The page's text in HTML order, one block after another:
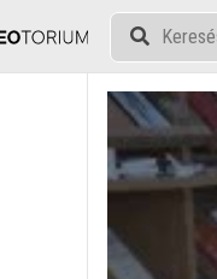
Tartalom kihagyása